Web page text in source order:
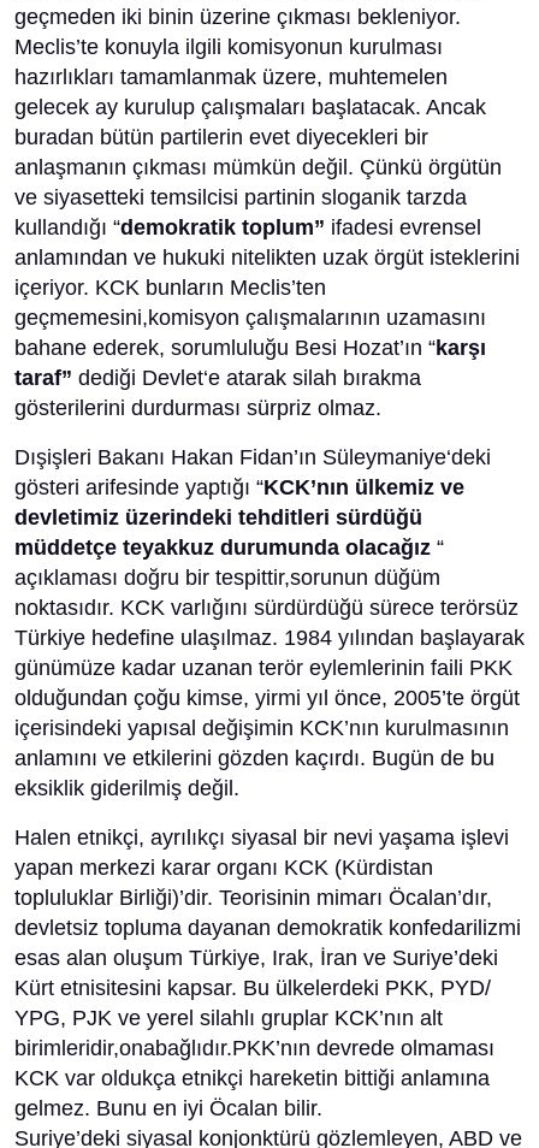
geçmeden iki binin üzerine çıkması bekleniyor.
Meclis’te konuyla ilgili komisyonun kurulması
hazırlıkları tamamlanmak üzere, muhtemelen
gelecek ay kurulup çalışmaları başlatacak. Ancak
buradan bütün partilerin evet diyecekleri bir
anlaşmanın çıkması mümkün değil. Çünkü örgütün
ve siyasetteki temsilcisi partinin sloganik tarzda
kullandığı “demokratik toplum” ifadesi evrensel
anlamından ve hukuki nitelikten uzak örgüt isteklerini
içeriyor. KCK bunların Meclis’ten
geçmemesini,komisyon çalışmalarının uzamasını
bahane ederek, sorumluluğu Besi Hozat’ın “karşı
taraf” dediği Devlet‘e atarak silah bırakma
gösterilerini durdurması sürpriz olmaz.
Dışişleri Bakanı Hakan Fidan’ın Süleymaniye‘deki
gösteri arifesinde yaptığı “KCK’nın ülkemiz ve
devletimiz üzerindeki tehditleri sürdüğü
müddetçe teyakkuz durumunda olacağız “
açıklaması doğru bir tespittir,sorunun düğüm
noktasıdır. KCK varlığını sürdürdüğü sürece terörsüz
Türkiye hedefine ulaşılmaz. 1984 yılından başlayarak
günümüze kadar uzanan terör eylemlerinin faili PKK
olduğundan çoğu kimse, yirmi yıl önce, 2005’te örgüt
içerisindeki yapısal değişimin KCK’nın kurulmasının
anlamını ve etkilerini gözden kaçırdı. Bugün de bu
eksiklik giderilmiş değil.
Halen etnikçi, ayrılıkçı siyasal bir nevi yaşama işlevi
yapan merkezi karar organı KCK (Kürdistan
topluluklar Birliği)’dir. Teorisinin mimarı Öcalan’dır,
devletsiz topluma dayanan demokratik konfedarilizmi
esas alan oluşum Türkiye, Irak, İran ve Suriye’deki
Kürt etnisitesini kapsar. Bu ülkelerdeki PKK, PYD/
YPG, PJK ve yerel silahlı gruplar KCK’nın alt
birimleridir,onabağlıdır.PKK’nın devrede olmaması
KCK var oldukça etnikçi hareketin bittiği anlamına
gelmez. Bunu en iyi Öcalan bilir.
Suriye’deki siyasal konjonktürü gözlemleyen, ABD ve